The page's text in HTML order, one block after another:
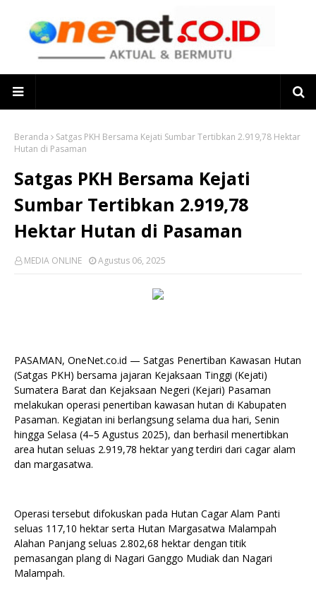
Beranda
Satgas PKH Bersama Kejati Sumbar Tertibkan 2.919,78 Hektar
Hutan di Pasaman
Satgas PKH Bersama Kejati
Sumbar Tertibkan 2.919,78
Hektar Hutan di Pasaman
MEDIA ONLINE Agustus 06, 2025
PASAMAN, OneNet.co.id — Satgas Penertiban Kawasan Hutan
(Satgas PKH) bersama jajaran Kejaksaan Tinggi (Kejati)
Sumatera Barat dan Kejaksaan Negeri (Kejari) Pasaman
melakukan operasi penertiban kawasan hutan di Kabupaten
Pasaman. Kegiatan ini berlangsung selama dua hari, Senin
hingga Selasa (4–5 Agustus 2025), dan berhasil menertibkan
area hutan seluas 2.919,78 hektar yang terdiri dari cagar alam
dan margasatwa.
Operasi tersebut difokuskan pada Hutan Cagar Alam Panti
seluas 117,10 hektar serta Hutan Margasatwa Malampah
Alahan Panjang seluas 2.802,68 hektar dengan titik
pemasangan plang di Nagari Ganggo Mudiak dan Nagari
Malampah.